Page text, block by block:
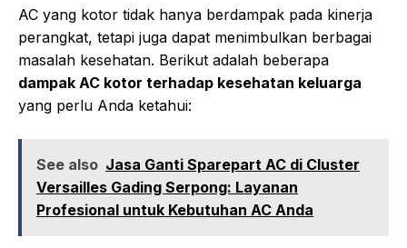
AC yang kotor tidak hanya berdampak pada kinerja
perangkat, tetapi juga dapat menimbulkan berbagai
masalah kesehatan. Berikut adalah beberapa
dampak AC kotor terhadap kesehatan keluarga
yang perlu Anda ketahui:
See also Jasa Ganti Sparepart AC di Cluster
Versailles Gading Serpong: Layanan
Profesional untuk Kebutuhan AC Anda